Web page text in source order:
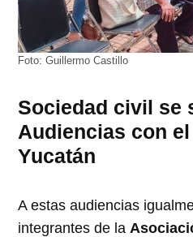
Foto: Guillermo Castillo
Sociedad civil se
Audiencias con
Yucatán
A estas audiencias
integrantes de la